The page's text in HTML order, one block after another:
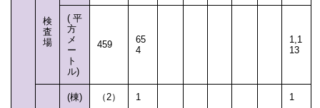
検
査
場
(平
方
メ
ー
ト
ル)
459
65
4
1,1
13
(棟) （2） 1 1